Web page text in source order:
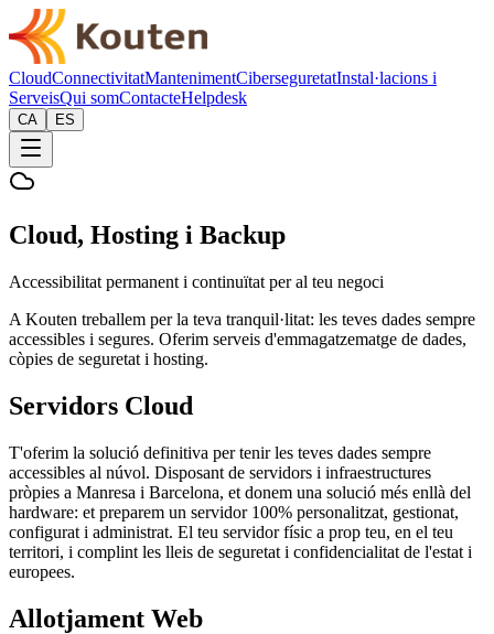
CloudConnectivitatMantenimentCiberseguretatInstal·lacions i
ServeisQui somContacteHelpdesk
CA ES
Cloud, Hosting i Backup
Accessibilitat permanent i continuïtat per al teu negoci
A Kouten treballem per la teva tranquil·litat: les teves dades sempre
accessibles i segures. Oferim serveis d'emmagatzematge de dades,
còpies de seguretat i hosting.
Servidors Cloud
T'oferim la solució definitiva per tenir les teves dades sempre
accessibles al núvol. Disposant de servidors i infraestructures
pròpies a Manresa i Barcelona, et donem una solució més enllà del
hardware: et preparem un servidor 100% personalitzat, gestionat,
configurat i administrat. El teu servidor físic a prop teu, en el teu
territori, i complint les lleis de seguretat i confidencialitat de l'estat i
europees.
Allotjament Web